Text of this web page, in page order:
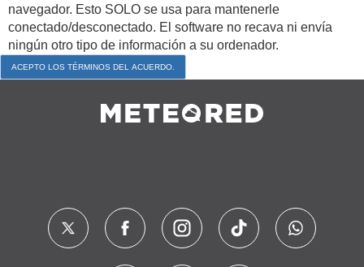
navegador. Esto SOLO se usa para mantenerle
conectado/desconectado. El software no recava ni envía
ningún otro tipo de información a su ordenador.